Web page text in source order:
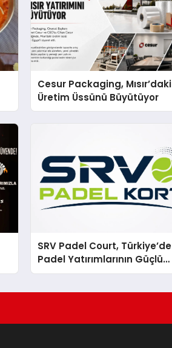
Cesur Packaging, Mısır’daki
Üretim Üssünü Büyütüyor
SRV Padel Court, Türkiye’de
Padel Yatırımlarının Güçlü
Markası Olmayı Sürdürüyor